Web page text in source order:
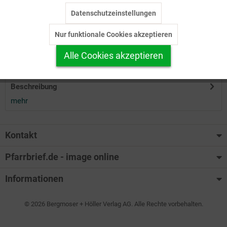
Herunterladen
Auf Ihren Merkzettel setzen
Beschreibung
mehr
Kontakt
Pfarrbrief.de - image online
Informationen
© 2026 Bergmoser + Höller Verlag AG. Alle Rechte vorbehalten.
Personalisierung Inaktiv
Service
Datenschutzeinstellungen
Nur funktionale Cookies akzeptieren
Alle Cookies akzeptieren